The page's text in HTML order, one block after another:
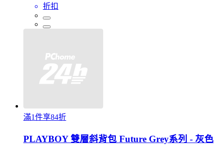
折扣
滿1件享84折
PLAYBOY 雙層斜背包 Future Grey系列 - 灰色